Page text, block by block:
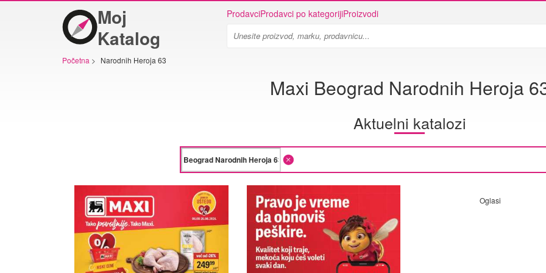
Moj
Katalog
ProdavciProdavci po kategorijiProizvodi
Početna > Narodnih Heroja 63
Maxi Beograd Narodnih Heroja
Aktuelni katalozi
Oglasi